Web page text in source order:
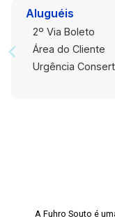
Aluguéis
2º Via Boleto
Área do Cliente
Urgência
A Fuhro Souto é